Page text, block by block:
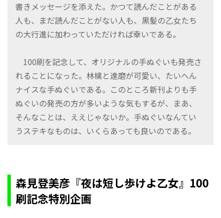
書きメッセージを添えた。かつて読んだことがある
人も、まだ読んだことがない人も、黒髪の乙女たち
の大行進に加わっていただければ幸いである。
100刷を記念して、オリジナルの手ぬぐいも発売さ
れることになった。林檎と達磨が可愛い、たいへん
ナイスな手ぬぐいである。このところ新刊よりも手
ぬぐいの発売の方が多いような気もするが、まあ、
そんなことは、ええじゃないか。手ぬぐいなんてい
うステキなものは、いくらあっても良いのである。
森見登美彦『夜は短し歩けよ乙女』100
刷記念特別企画